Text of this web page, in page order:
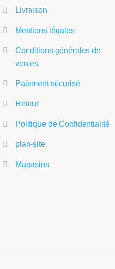
Livraison
Mentions légales
Conditions générales de
ventes
Paiement sécurisé
Retour
Politique de Confidentialité
plan-site
Magasins